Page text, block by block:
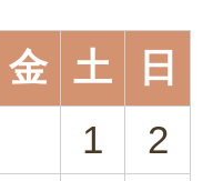
金 土
日
1
2